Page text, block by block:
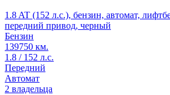
1.8 AT (152 л.с.), бензин, автомат,
передний привод, черный
Бензин
139750 км.
1.8 / 152 л.с.
Передний
Автомат
2 владельца